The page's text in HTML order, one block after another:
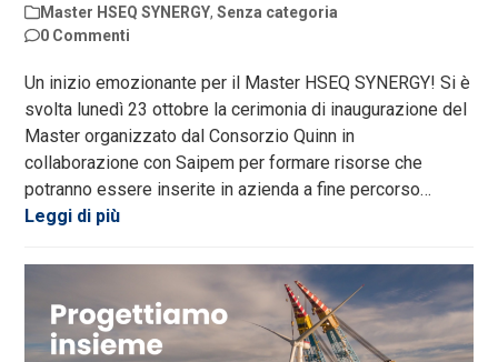
Master HSEQ SYNERGY,Senza categoria
0 Commenti
Un inizio emozionante per il Master HSEQ SYNERGY! Si è
svolta lunedì 23 ottobre la cerimonia di inaugurazione del
Master organizzato dal Consorzio Quinn in
collaborazione con Saipem per formare risorse che
potranno essere inserite in azienda a fine percorso…
Leggi di più